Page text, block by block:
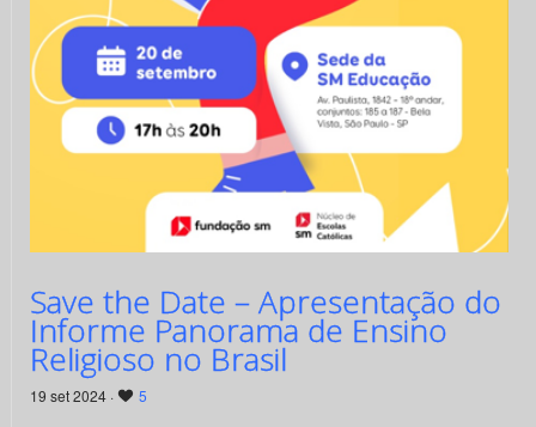
Save the Date – Apresentação do
Informe Panorama de Ensino
Religioso no Brasil
19 set 2024 · 5